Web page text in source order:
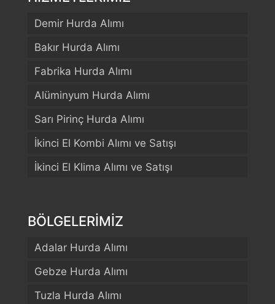
Demir Hurda Alımı
Bakır Hurda Alımı
Fabrika Hurda Alımı
Alüminyum Hurda Alımı
Sarı Pirinç Hurda Alımı
İkinci El Kombi Alımı ve Satışı
İkinci El Klima Alımı ve Satışı
BÖLGELERİMİZ
Adalar Hurda Alımı
Gebze Hurda Alımı
Tuzla Hurda Alımı